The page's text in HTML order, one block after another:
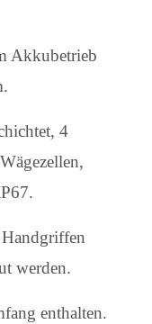
Akkubetrieb
4
werden.
enthalten.